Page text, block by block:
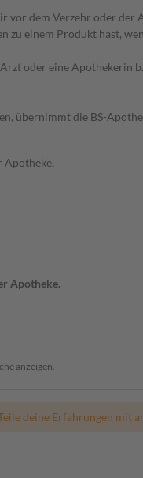
dem Verzehr oder
zu einem Produkt hast,
oder eine Apothekerin
die BS-
Apotheke.
Apotheke.
anzeigen.
deine Erfahrungen mit